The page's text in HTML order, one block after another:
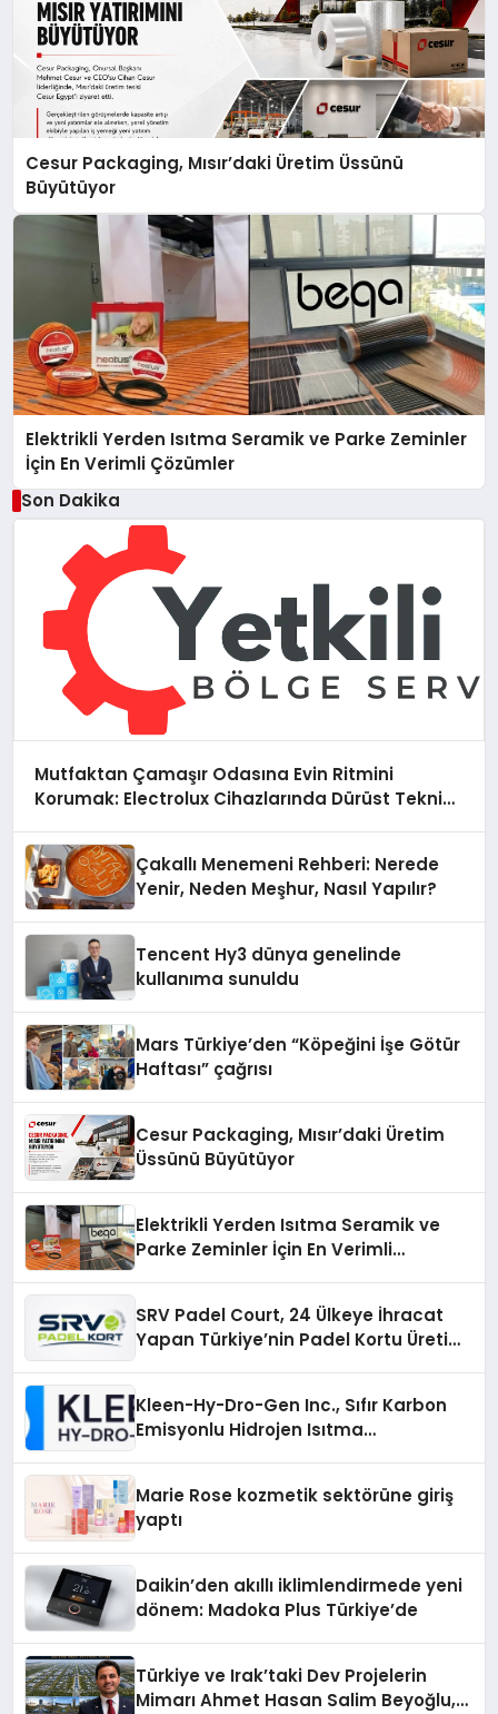
Cesur Packaging, Mısır’daki Üretim Üssünü
Büyütüyor
Elektrikli Yerden Isıtma Seramik ve Parke Zeminler
İçin En Verimli Çözümler
Son Dakika
Mutfaktan Çamaşır Odasına Evin Ritmini
Korumak: Electrolux Cihazlarında Dürüst Teknik
Çakallı Menemeni Rehberi: Nerede
Yenir, Neden Meşhur, Nasıl Yapılır?
Tencent Hy3 dünya genelinde
kullanıma sunuldu
Mars Türkiye’den “Köpeğini İşe Götür
Haftası” çağrısı
Cesur Packaging, Mısır’daki Üretim
Üssünü Büyütüyor
Elektrikli Yerden Isıtma Seramik ve
Parke Zeminler İçin En Verimli
SRV Padel Court, 24 Ülkeye İhracat
Yapan Türkiye’nin Padel Kortu Üretim
Kleen-Hy-Dro-Gen Inc., Sıfır Karbon
Emisyonlu Hidrojen Isıtma
Marie Rose kozmetik sektörüne giriş
yaptı
Daikin’den akıllı iklimlendirmede yeni
dönem: Madoka Plus Türkiye’de
Türkiye ve Irak’taki Dev Projelerin
Mimarı Ahmet Hasan Salim Beyoğlu,